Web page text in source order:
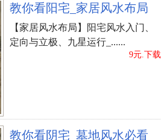
教你看阳宅_家居风水布局
【家居风水布局】阳宅风水入门、
定向与立极、九星运行_......
9元.下载
教你看阴宅_墓地风水必看